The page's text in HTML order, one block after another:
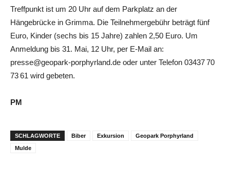
Treffpunkt ist um 20 Uhr auf dem Parkplatz an der
Hängebrücke in Grimma. Die Teilnehmergebühr beträgt fünf
Euro, Kinder (sechs bis 15 Jahre) zahlen 2,50 Euro. Um
Anmeldung bis 31. Mai, 12 Uhr, per E-Mail an:
presse@geopark-porphyrland.de oder unter Telefon 03437 70
73 61 wird gebeten.
PM
SCHLAGWORTE Biber Exkursion
Geopark Porphyrland
Mulde